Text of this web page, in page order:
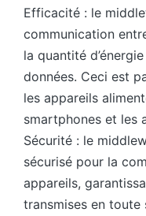
Efficacité : le
communication
la quantité
données. Ceci est
les appareils
smartphones et les
Sécurité : le
sécurisé pour la
appareils,
transmises en toute